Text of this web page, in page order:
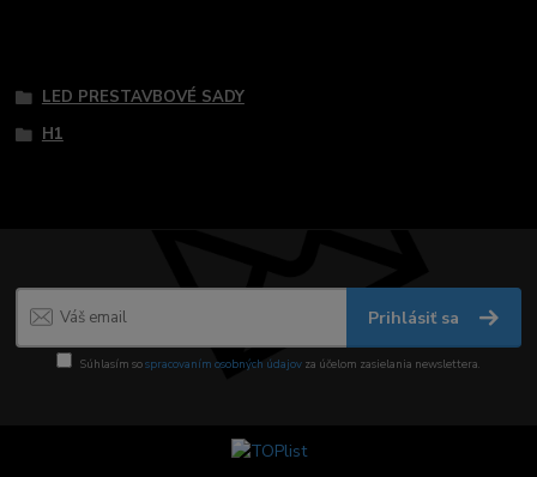
LED PRESTAVBOVÉ SADY
H1
Prihlásiť sa
Súhlasím sospracovaním osobných údajov za účelom zasielania newslettera.